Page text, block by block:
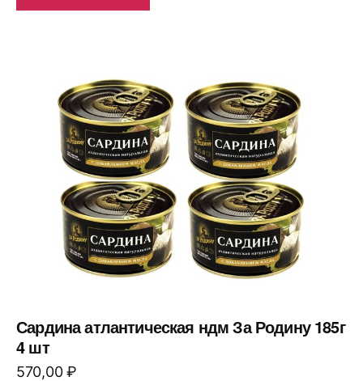
Сардина атлантическая ндм За Родину 185г
4 шт
570,00₽